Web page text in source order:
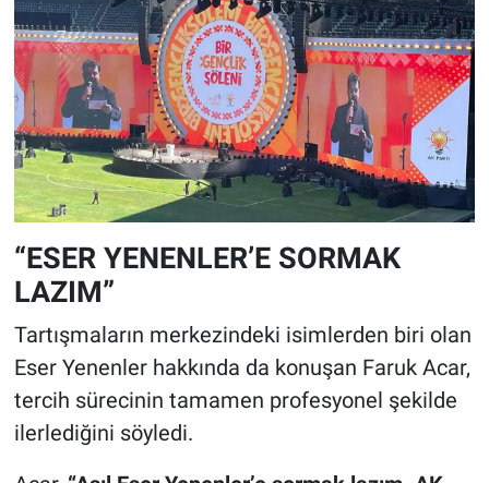
“ESER YENENLER’E SORMAK
LAZIM”
Tartışmaların merkezindeki isimlerden biri olan
Eser Yenenler hakkında da konuşan Faruk Acar,
tercih sürecinin tamamen profesyonel şekilde
ilerlediğini söyledi.